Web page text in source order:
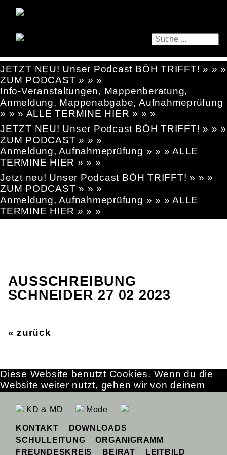
JETZT NEU! Unser Podcast BÖH TRIFFT! » » »
ZUM PODCAST » » »
Info-Veranstaltungen, Mappenberatung,
Anmeldung, Mappenabgabe, Aufnahmeprüfung
» » » ALLE TERMINE HIER » » »
JETZT NEU! Unser Podcast BÖH TRIFFT! » » »
ZUM PODCAST » » »
Anmeldung, Aufnahmeprüfung » » » ALLE
TERMINE HIER » » »
Jetzt neu! Unser Podcast BÖH TRIFFT! » » »
ZUM PODCAST » » »
Anmeldung, Aufnahmeprüfung » » » ALLE
TERMINE HIER » » »
AUSSCHREIBUNG
SCHNEIDER 27 02 2023
« zurück
KD & MD Mode
KONTAKT
DOWNLOADS
SCHULLEITUNG
ORGANIGRAMM
FREUNDESKREIS
BEIRAT LEITBILD
Diese Website benutzt Cookies. Wenn du die
Website weiter nutzt, gehen wir von deinem